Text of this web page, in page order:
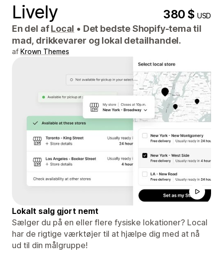
Lively 380 $USD
En del afLocal • Det bedste Shopify-tema til
mad, drikkevarer og lokal detailhandel.
af Krown Themes
Lokalt salg gjort nemt
Sælger du på en eller flere fysiske lokationer? Local
har de rigtige værktøjer til at hjælpe dig med at nå
ud til din målgruppe!